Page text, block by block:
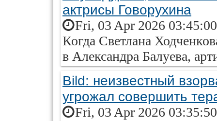
актрисы Говорухина
Fri, 03 Apr 2026
Когда Светлана
в Александра Балуева,
Bild: неизвестный
угрожал совершить
Fri, 03 Apr 2026